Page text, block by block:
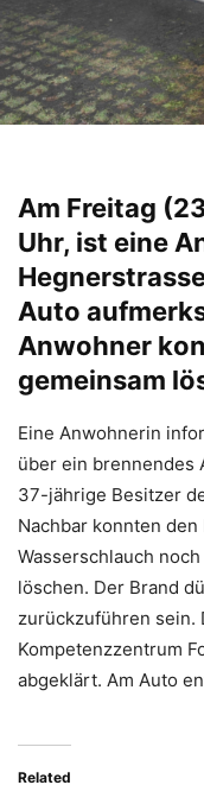
Am Freitag
Uhr, ist eine
Auto
Anwohner
gemeinsam
Eine Anwohnerin
über ein brennendes
37-jährige Besitzer
Nachbar konnten
Wasserschlauch
löschen. Der Brand
zurückzuführen sein.
Kompetenzzentrum
abgeklärt. Am Auto
Related